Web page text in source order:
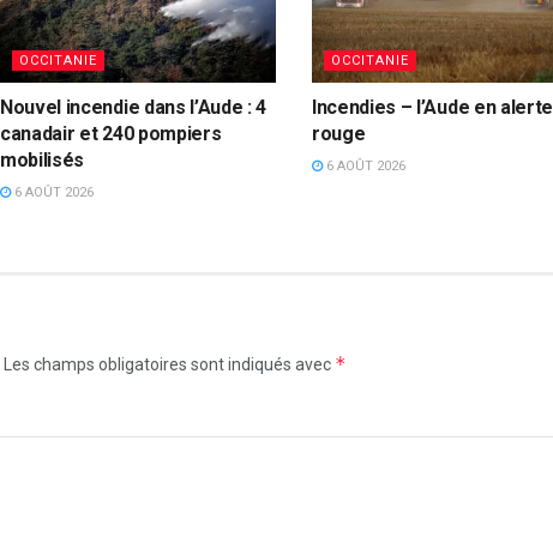
OCCITANIE
Nouvel incendie dans l’Aude : 4
canadair et 240 pompiers
mobilisés
6 AOÛT 2026
OCCITANIE
Incendies – l’Aude en alerte
rouge
6 AOÛT 2026
Les champs obligatoires sont indiqués avec *